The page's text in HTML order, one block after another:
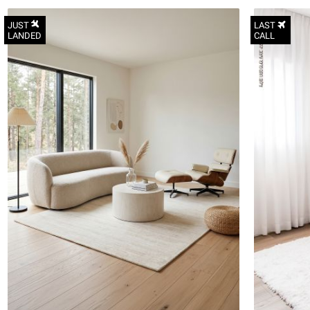
LAST
CALL
JUST
LANDED